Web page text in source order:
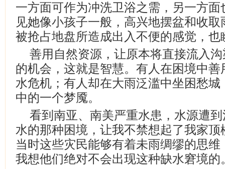
一方面可作为冲洗卫浴之需，另一方
见她像小孩子一般，高兴地摆盆和收
被抢占地盘所造成出入不便的感觉，也
善用自然资源，让原本将直接流入
的机会，这就是智慧。有人在困境中
水危机；有人却在大雨泛滥中坐困愁
中的一个梦魇。
看到南亚、南美严重水患，水源遭
水的那种困境，让我不禁想起了我家
当时这些灾民能够有着未雨绸缪的思
我想他们绝对不会出现这种缺水窘境的